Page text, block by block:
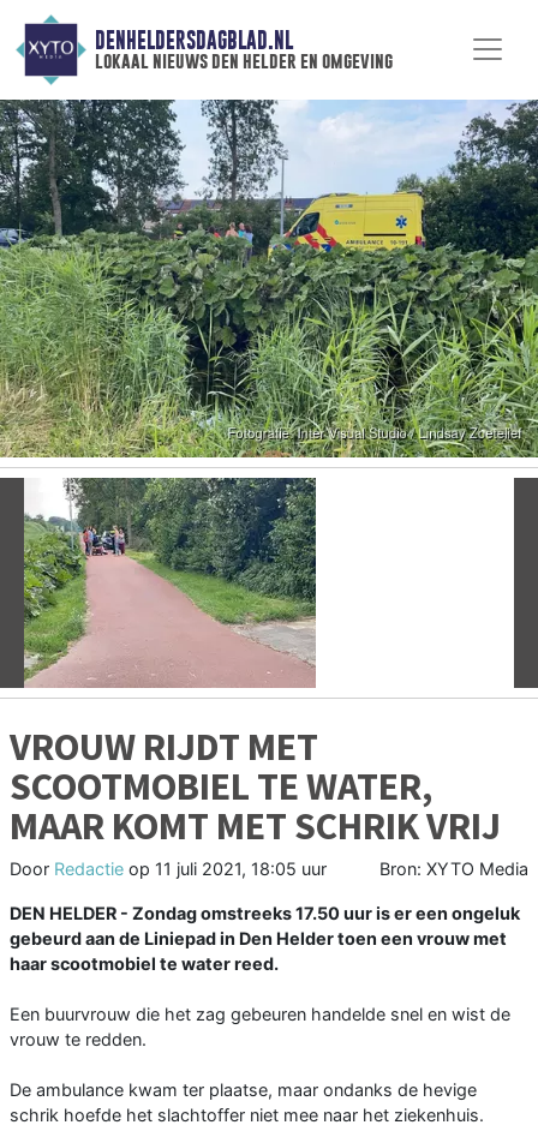
DENHELDERSDAGBLAD.NL
lokaal nieuws den helder en omgeving
Vorige
VROUW RIJDT MET
SCOOTMOBIEL TE WATER,
MAAR KOMT MET SCHRIK VRIJ
Door Redactie op 11 juli 2021, 18:05 uur Bron: XYTO Media
DEN HELDER - Zondag omstreeks 17.50 uur is er een ongeluk
gebeurd aan de Liniepad in Den Helder toen een vrouw met
haar scootmobiel te water reed.
Een buurvrouw die het zag gebeuren handelde snel en wist de
vrouw te redden.
De ambulance kwam ter plaatse, maar ondanks de hevige
schrik hoefde het slachtoffer niet mee naar het ziekenhuis.